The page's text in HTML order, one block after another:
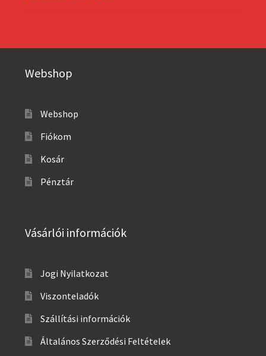
Webshop
Webshop
Fiókom
Kosár
Pénztár
Vásárlói információk
Jogi Nyilatkozat
Viszonteladók
Szállítási információk
Általános Szerződési Feltételek